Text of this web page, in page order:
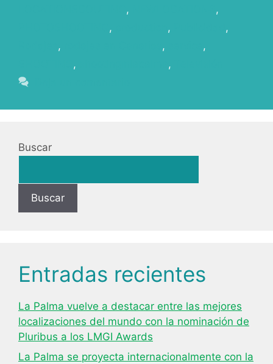
,
,
, ,
,
, ,
,
, ,
Buscar
Buscar
Entradas recientes
La Palma vuelve a destacar entre las mejores
localizaciones del mundo con la nominación de
Pluribus a los LMGI Awards
La Palma se proyecta internacionalmente con la